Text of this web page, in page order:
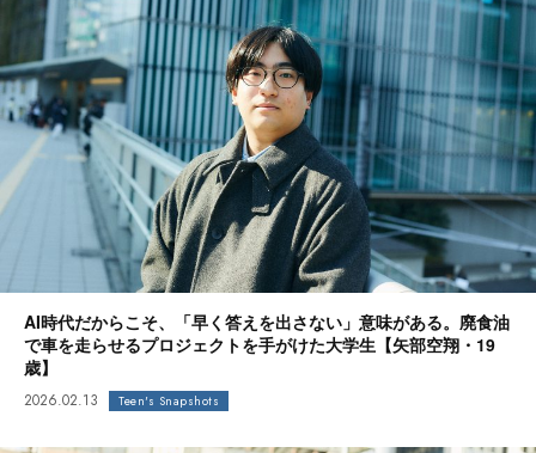
AI時代だからこそ、「早く答えを出さない」意味がある。廃食油
で車を走らせるプロジェクトを手がけた大学生【矢部空翔・19
歳】
2026.02.13 Teen's Snapshots